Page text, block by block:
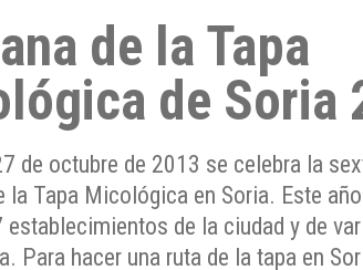
de la Tapa
de Soria
de octubre de 2013 se celebra la
la Tapa Micológica en Soria. Este
establecimientos de la ciudad y de
Para hacer una ruta de la tapa en